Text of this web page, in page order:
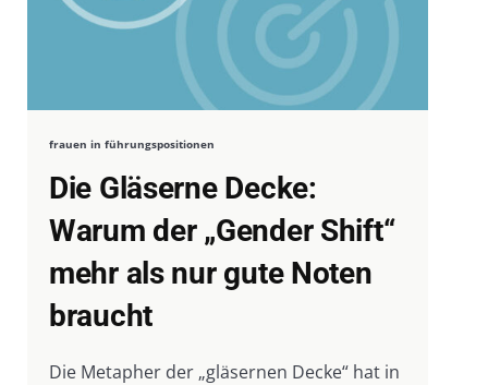
frauen in führungspositionen
Die Gläserne Decke:
Warum der „Gender Shift“
mehr als nur gute Noten
braucht
Die Metapher der „gläsernen Decke“ hat in